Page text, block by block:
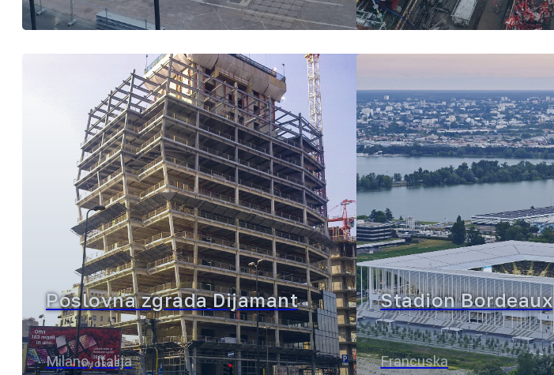
Poslovna zgrada Dijamant
Milano, Italija
Stadion Bordeaux
Francuska